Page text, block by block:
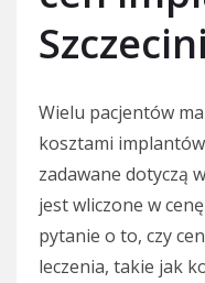
Wielu pacjentów
kosztami
zadawane dotyczą
jest wliczone w
pytanie o to, czy
leczenia, takie jak